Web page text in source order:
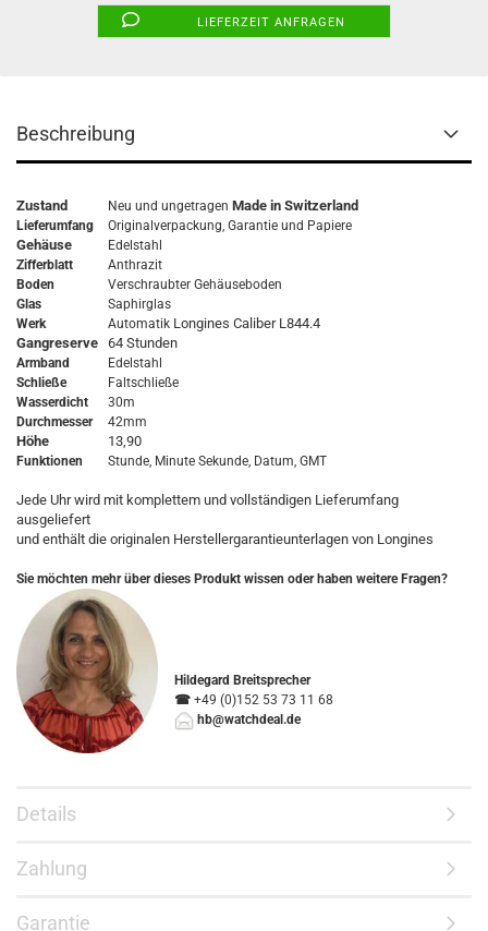
LIEFERZEIT ANFRAGEN
Beschreibung
Zustand Neu und ungetragen Made in Switzerland
Lieferumfang Originalverpackung, Garantie und Papiere
Gehäuse
Edelstahl
Zifferblatt
Anthrazit
Boden
Verschraubter Gehäuseboden
Glas
Saphirglas
Werk
Automatik Longines Caliber L844.4
Gangreserve 64 Stunden
Armband
Edelstahl
Schließe
Faltschließe
Wasserdicht
30m
Durchmesser
42mm
Höhe 13,90
Funktionen Stunde, Minute Sekunde, Datum, GMT
Jede Uhr wird mit komplettem und vollständigen Lieferumfang
ausgeliefert
und enthält die originalen Herstellergarantieunterlagen von Longines
Sie möchten mehr über dieses Produkt wissen oder haben weitere Fragen?
Hildegard Breitsprecher
☎ +49 (0)152 53 73 11 68
hb@watchdeal.de
Details
Zahlung
Garantie